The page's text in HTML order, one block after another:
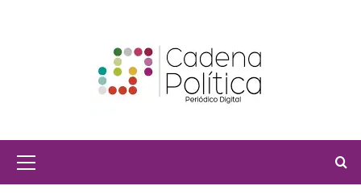
principal